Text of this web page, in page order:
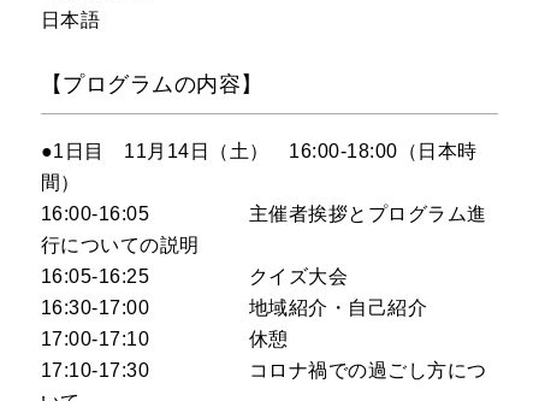
日本語
【プログラムの内容】
●1日目 11月14日（土） 16:00-18:00（日本時
間）
16:00-16:05 主催者挨拶とプログラム進
行についての説明
16:05-16:25 クイズ大会
16:30-17:00 地域紹介・自己紹介
17:00-17:10 休憩
17:10-17:30 コロナ禍での過ごし方につ